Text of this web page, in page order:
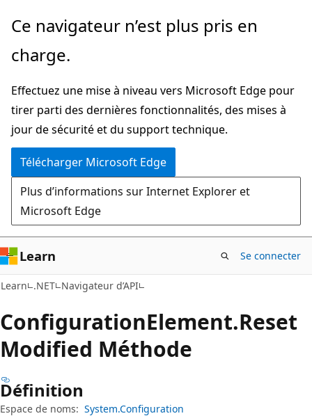
Passer
directement
au
principal
Passer
la
dans
la
page
Ce navigateur n’est plus pris en
charge.
Effectuez une mise à niveau vers Microsoft Edge pour
tirer parti des dernières fonctionnalités, des mises à
jour de sécurité et du support technique.
Télécharger Microsoft Edge
Plus d’informations sur Internet Explorer et
Microsoft Edge
Learn Se connecter
Learn .NET Navigateur d’API
ConfigurationElement.Reset
Modified Méthode
Définition
Espace de noms: System.Configuration